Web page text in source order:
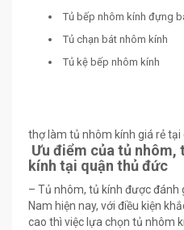
Tủ bếp nhôm kính đựng
Tủ chạn bát nhôm kính
Tủ kệ bếp nhôm kính
thợ làm tủ nhôm kính giá rẻ
Ưu điểm của tủ nhôm,
kính tại quận thủ đức
– Tủ nhôm, tủ kính được đánh
Nam hiện nay, với điều kiện
cao thì việc lựa chọn tủ nhôm